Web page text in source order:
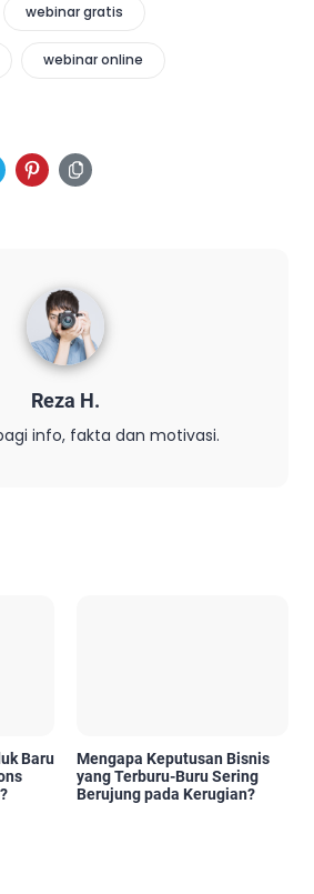
webinar gratis
webinar online
Reza H.
info, fakta dan motivasi.
Baru
Mengapa Keputusan Bisnis
yang Terburu-Buru Sering
Berujung pada Kerugian?